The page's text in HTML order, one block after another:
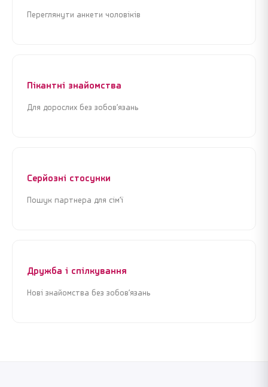
Переглянути анкети чоловіків
Пікантні знайомства
Для дорослих без зобов’язань
Серйозні стосунки
Пошук партнера для сім’ї
Дружба і спілкування
Нові знайомства без зобов’язань